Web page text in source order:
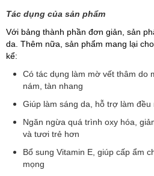
Tác dụng của sản phẩm
Với bảng thành phần đơn giản, sản
da. Thêm nữa, sản phẩm mang lại
kể:
Có tác dụng làm mờ vết thâm do
nám, tàn nhang
Giúp làm sáng da, hỗ trợ làm đều
Ngăn ngừa quá trình oxy hóa,
và tươi trẻ hơn
Bổ sung Vitamin E, giúp cấp ẩm
mọng